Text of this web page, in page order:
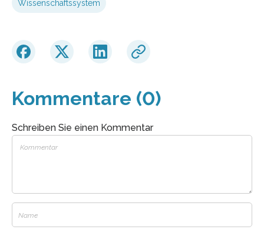
Wissenschaftssystem
Kommentare (0)
Schreiben Sie einen Kommentar